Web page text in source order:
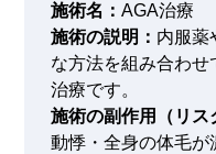
施術名：AGA治療
施術の説明： 内服薬
な方法を組み合わ
治療です。
施術の副作用（リス
動悸・全身の体毛が